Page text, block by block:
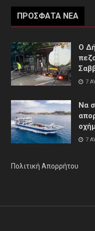
ΠΡΌΣΦΑΤΑ ΝΈΑ
Ο
7
Να
7
Πολιτική Απορρήτου